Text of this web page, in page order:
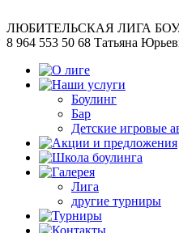
ЛЮБИТЕЛЬСКАЯ ЛИГА
8 964 553 50 68 Татьяна
Боулинг
Бар
Детские игровые
Лига
другие турниры